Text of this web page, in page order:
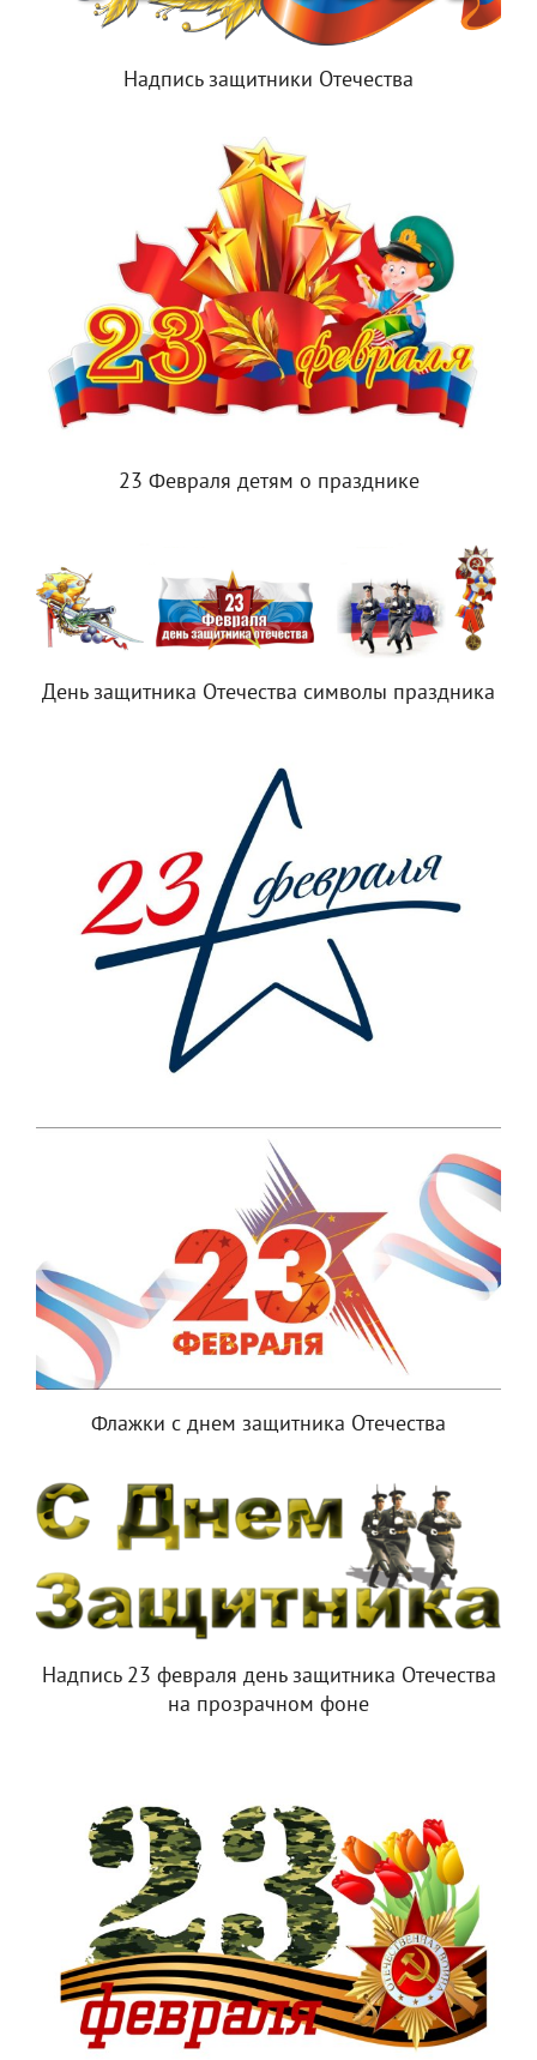
Надпись защитники Отечества
23 Февраля детям о празднике
День защитника Отечества символы праздника
Флажки с днем защитника Отечества
Надпись 23 февраля день защитника Отечества
на прозрачном фоне